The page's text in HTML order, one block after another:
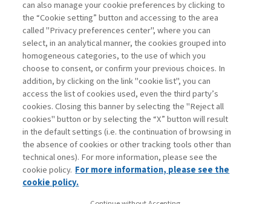
agli abbonati Premium
Legenda: Accedi Per registrati Per abbonati
Contatti
Abbonamenti
Archivio rubriche
Privacy
can also manage your cookie preferences by clicking to
the “Cookie setting” button and accessing to the area
called "Privacy preferences center", where you can
select, in an analytical manner, the cookies grouped into
homogeneous categories, to the use of which you
choose to consent, or confirm your previous choices. In
addition, by clicking on the link "cookie list", you can
access the list of cookies used, even the third party’s
cookies. Closing this banner by selecting the "Reject all
cookies" button or by selecting the “X” button will result
in the default settings (i.e. the continuation of browsing in
the absence of cookies or other tracking tools other than
technical ones). For more information, please see the
cookie policy. For more information, please see the
cookie policy.